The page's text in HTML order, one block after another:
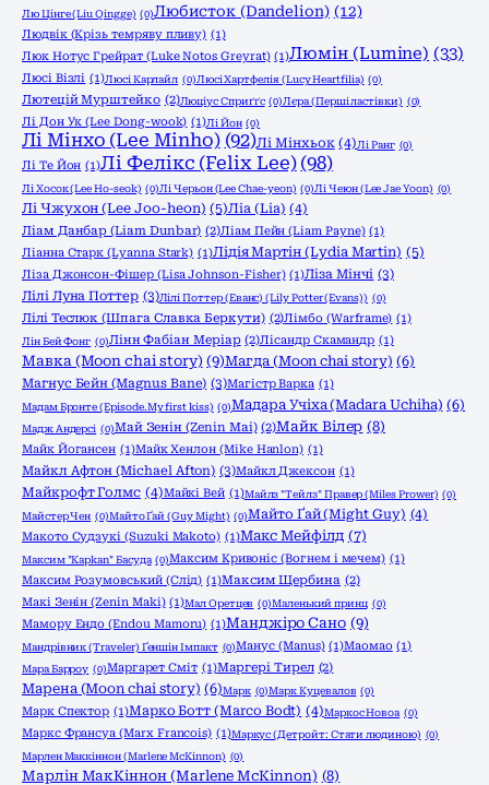
Лю Цінге (Liu Qingge) (0)Любисток (Dandelion) (12)
Людвік (Крізь темряву пливу) (1)
Люк Нотус Грейрат (Luke Notos Greyrat) (1)Люмін (Lumine) (33)
Люсі Візлі (1)Люсі Карлайл (0)Люсі Хартфелія (Lucy Heartfilia) (0)
Лютецій Мурштейко (2)Люціус Сприґґс (0)Лєра (Перші ластівки) (0)
Лі Дон Ук (Lee Dong-wook) (1)Лі Йон (0)
Лі Мінхо (Lee Minho) (92)Лі Мінхьок (4)Лі Ранг (0)
Лі Те Йон (1)Лі Фелікс (Felix Lee) (98)
Лі Хосок (Lee Ho-seok) (0)Лі Черьон (Lee Chae-yeon) (0)Лі Чеюн (Lee Jae Yoon) (0)
Лі Чжухон (Lee Joo-heon) (5)Ліа (Lia) (4)
Ліам Данбар (Liam Dunbar) (2)Ліам Пейн (Liam Payne) (1)
Ліанна Старк (Lyanna Stark) (1)Лідія Мартін (Lydia Martin) (5)
Ліза Джонсон-Фішер (Lisa Johnson-Fisher) (1)Ліза Мінчі (3)
Лілі Луна Поттер (3)Лілі Поттер (Еванс) (Lily Potter (Evans)) (0)
Лілі Теслюк (Шпага Славка Беркути) (2)Лімбо (Warframe) (1)
Лін Бей Фонг (0)Лінн Фабіан Меріар (2)Лісандр Скамандр (1)
Мавка (Moon chai story) (9)Магда (Moon chai story) (6)
Магнус Бейн (Magnus Bane) (3)Магістр Варка (1)
Мадам Бронте (Episode.My first kiss) (0)Мадара Учіха (Madara Uchiha) (6)
Мадж Андерсі (0)Май Зенін (Zenin Mai) (2)Майк Вілер (8)
Майк Йогансен (1)Майк Хенлон (Mike Hanlon) (1)
Майкл Афтон (Michael Afton) (3)Майкл Джексон (1)
Майкрофт Голмс (4)Майкі Вей (1)Майлз "Тейлз" Правер (Miles Prower) (0)
Майстер Чен (0)Майто Ґай (Guy Might) (0)Майто Ґай (Might Guy) (4)
Макото Судзукі (Suzuki Makoto) (1)Макс Мейфілд (7)
Максим "Kapkan" Басуда (0)Максим Кривоніс (Вогнем і мечем) (1)
Максим Розумовський (Слід) (1)Максим Щербина (2)
Макі Зенін (Zenin Maki) (1)Мал Оретцев (0)Маленький принц (0)
Мамору Ендо (Endou Mamoru) (1)Манджіро Сано (9)
Мандрівник (Traveler) Ґеншін Імпакт (0)Манус (Manus) (1)Маомао (1)
Мара Барроу (0)Маргарет Сміт (1)Маргері Тирел (2)
Марена (Moon chai story) (6)Марк (0)Марк Куцевалов (0)
Марк Спектор (1)Марко Ботт (Marco Bodt) (4)Маркос Новоа (0)
Маркс Франсуа (Marx Francois) (1)Маркус (Детройт: Стати людиною) (0)
Марлен Маккіннон (Marlene McKinnon) (0)
Марлін МакКіннон (Marlene McKinnon) (8)